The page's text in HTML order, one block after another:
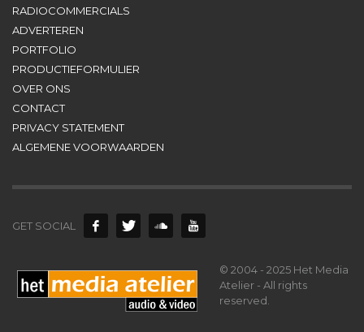
RADIOCOMMERCIALS
ADVERTEREN
PORTFOLIO
PRODUCTIEFORMULIER
OVER ONS
CONTACT
PRIVACY STATEMENT
ALGEMENE VOORWAARDEN
GET SOCIAL
© 2004 - 2025 Het Media
Atelier - All rights
reserved.